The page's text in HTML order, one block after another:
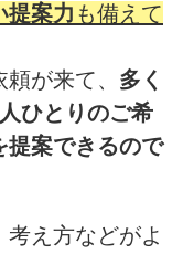
提案力 も備えて
が来て、 多く
ひとりのご希
提案できるので
え方などがよ